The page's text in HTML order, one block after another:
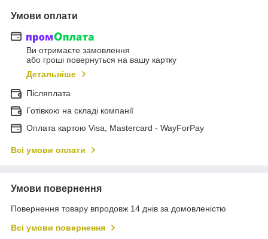
Умови оплати
Ви отримаєте замовлення
або гроші повернуться на вашу картку
Детальніше
Післяплата
Готівкою на складі компанії
Оплата картою Visa, Mastercard - WayForPay
Всі умови оплати
Умови повернення
Повернення товару впродовж 14 днів за домовленістю
Всі умови повернення